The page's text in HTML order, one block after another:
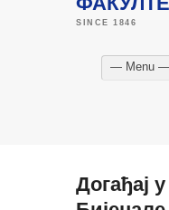
— Menu —
Догађај